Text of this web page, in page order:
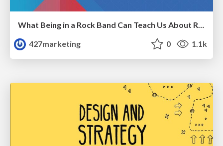
What Being in a Rock Band Can Teach Us About Real World SEO
427marketing
0 1.1k